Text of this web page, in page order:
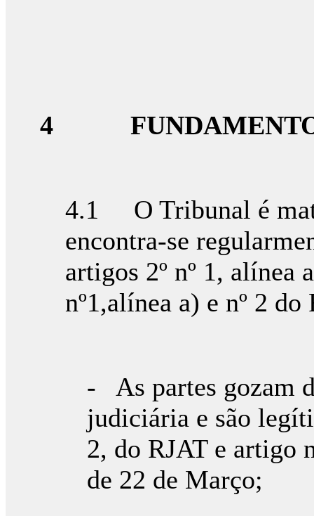
4
4.1 O Tribunal é
encontra-se
artigos 2º nº 1, alínea
nº1,alínea a) e nº 2 do
- As partes gozam
judiciária e são
2, do RJAT e artigo
de 22 de Março;